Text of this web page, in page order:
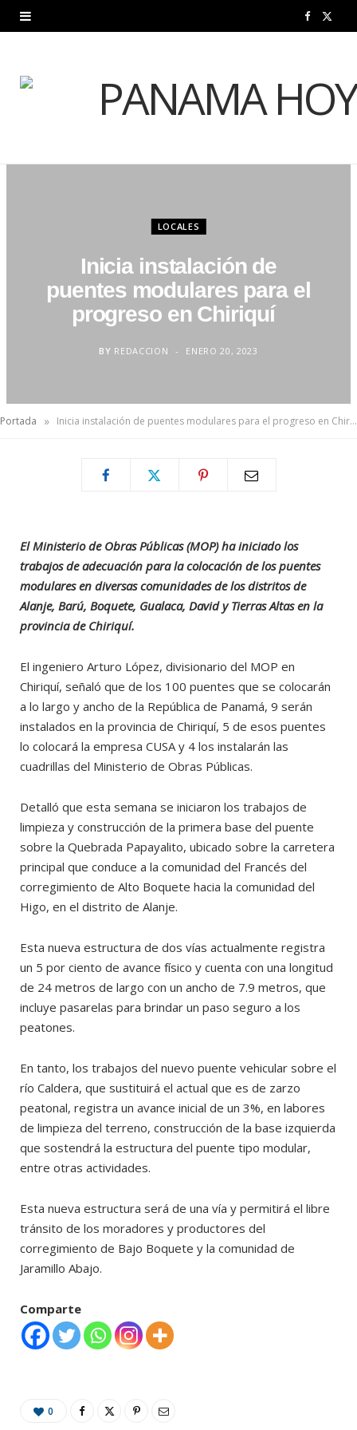
F
e w
LOCALES
Inicia instalación de
puentes modulares para el
progreso en Chiriquí
BY REDACCION ENERO 20, 2023
Portada » Inicia instalación de puentes modulares para el progreso en Chiriquí
El Ministerio de Obras Públicas (MOP) ha iniciado los
trabajos de adecuación para la colocación de los puentes
modulares en diversas comunidades de los distritos de
Alanje, Barú, Boquete, Gualaca, David y Tierras Altas en la
provincia de Chiriquí.
El ingeniero Arturo López, divisionario del MOP en
Chiriquí, señaló que de los 100 puentes que se colocarán
a lo largo y ancho de la República de Panamá, 9 serán
instalados en la provincia de Chiriquí, 5 de esos puentes
lo colocará la empresa CUSA y 4 los instalarán las
cuadrillas del Ministerio de Obras Públicas.
Detalló que esta semana se iniciaron los trabajos de
limpieza y construcción de la primera base del puente
sobre la Quebrada Papayalito, ubicado sobre la carretera
principal que conduce a la comunidad del Francés del
corregimiento de Alto Boquete hacia la comunidad del
Higo, en el distrito de Alanje.
Esta nueva estructura de dos vías actualmente registra
un 5 por ciento de avance físico y cuenta con una longitud
de 24 metros de largo con un ancho de 7.9 metros, que
incluye pasarelas para brindar un paso seguro a los
peatones.
En tanto, los trabajos del nuevo puente vehicular sobre el
río Caldera, que sustituirá el actual que es de zarzo
peatonal, registra un avance inicial de un 3%, en labores
de limpieza del terreno, construcción de la base izquierda
que sostendrá la estructura del puente tipo modular,
entre otras actividades.
Esta nueva estructura será de una vía y permitirá el libre
tránsito de los moradores y productores del
corregimiento de Bajo Boquete y la comunidad de
Jaramillo Abajo.
Comparte
0